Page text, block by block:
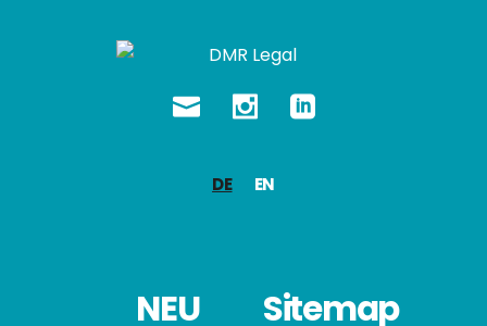
DE EN
NEU Sitemap